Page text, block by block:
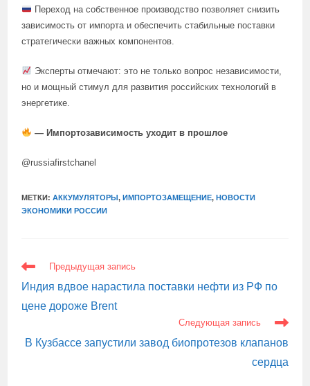
Переход на собственное производство позволяет снизить
зависимость от импорта и обеспечить стабильные поставки
стратегически важных компонентов.
Эксперты отмечают: это не только вопрос независимости,
но и мощный стимул для развития российских технологий в
энергетике.
— Импортозависимость уходит в прошлое
@russiafirstchanel
МЕТКИ:АККУМУЛЯТОРЫ, ИМПОРТОЗАМЕЩЕНИЕ, НОВОСТИ
ЭКОНОМИКИ РОССИИ
ЕЩЕ
СТАТЬИ
Предыдущая запись
Индия вдвое нарастила поставки нефти из РФ по
цене дороже Brent
Следующая запись
В Кузбассе запустили завод биопротезов клапанов
сердца